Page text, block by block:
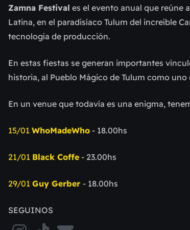
Zamna Festival es el evento anual que reúne
Latina, en el paradisíaco Tulum del increíble
tecnología de producción.
En estas fiestas se generan importantes
historia, al Pueblo Mágico de Tulum como uno
En un venue que todavía es una enigma,
15/01 WhoMadeWho - 18.00hs
21/01 Black Coffe - 23.00hs
29/01 Guy Gerber - 18.00hs
SEGUINOS